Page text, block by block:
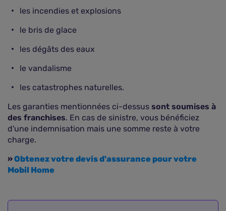
les incendies et explosions
le bris de glace
les dégâts des eaux
le vandalisme
les catastrophes naturelles.
Les garanties mentionnées ci-dessus sont soumises à
des franchises. En cas de sinistre, vous bénéficiez
d'une indemnisation mais une somme reste à votre
charge.
»Obtenez votre devis d'assurance pour votre
Mobil Home